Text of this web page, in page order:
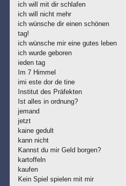
ich will mit dir schlafen
ich will nicht mehr
ich wünsche dir einen schönen
tag!
ich wünsche mir eine gutes leben
ich wurde geboren
ieden tag
Im 7 Himmel
imi este dor de tine
Institut des Präfekten
Ist alles in ordnung?
jemand
jetzt
kaine gedult
kann nicht
Kannst du mir Geld borgen?
kartoffeln
kaufen
Kein Spiel spielen mit mir